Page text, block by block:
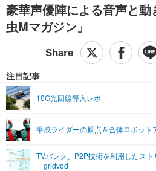
IT・デジタルTOP
ショッピング
SPEED TEST
エンタメTOP
グラビア
ショッピング
ライフTOP
リリース一覧
プッシュ通知の停止方法
豪華声優陣による音声と
虫Mマガジン」
注目記事
10G光回線導入レポ
平成ライダーの原点＆合体ロボット
TVバンク、P2P技術を利用したス
「gridvod」